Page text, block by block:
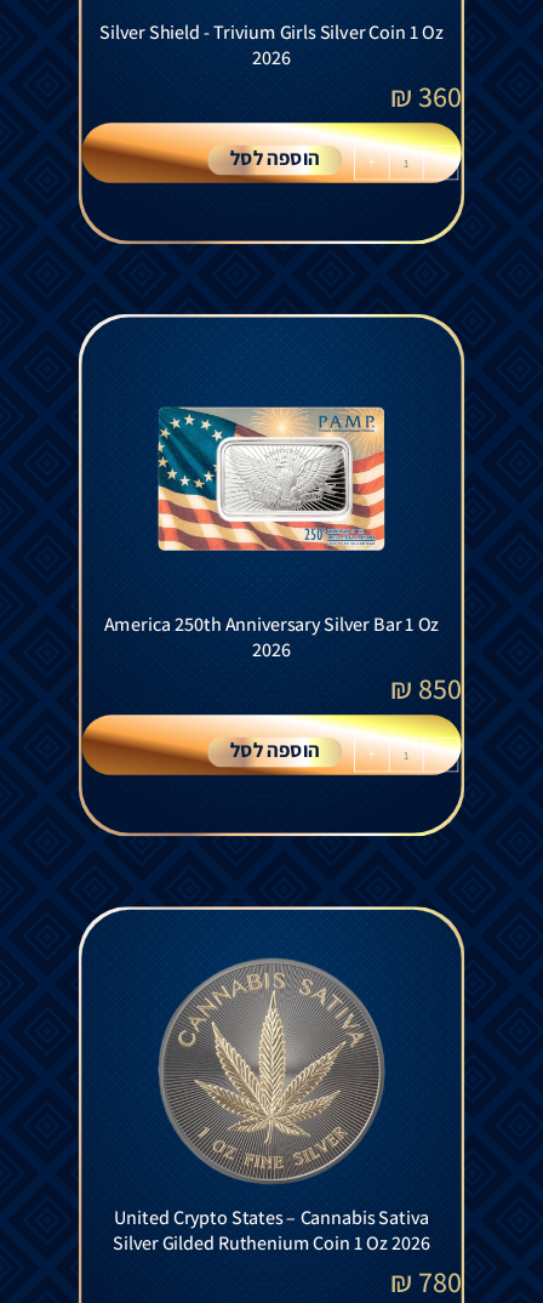
Silver Shield - Trivium Girls Silver Coin 1 Oz
2026
360
₪
-
+ הוספה לסל
America 250th Anniversary Silver Bar 1 Oz
2026
850
₪
-
+ הוספה לסל
United Crypto States – Cannabis Sativa
Silver Gilded Ruthenium Coin 1 Oz 2026
780
₪